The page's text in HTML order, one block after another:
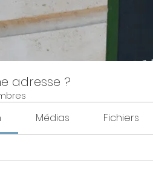
adresse ?
Médias Fichiers